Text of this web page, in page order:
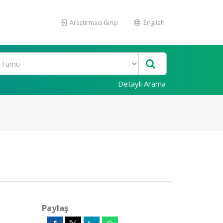
Araştırmacı Girişi English
Detaylı Arama
Paylaş